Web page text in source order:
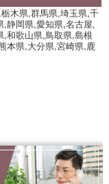
木県,群馬県,埼玉県,千
静岡県,愛知県,名古屋,
和歌山県,鳥取県,島根
本県,大分県,宮崎県,鹿